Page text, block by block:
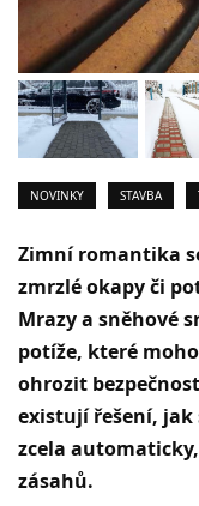
NOVINKY STAVBA
Zimní romantika
zmrzlé okapy či
Mrazy a sněhové
potíže, které
ohrozit
existují řešení, jak
zcela
zásahů.